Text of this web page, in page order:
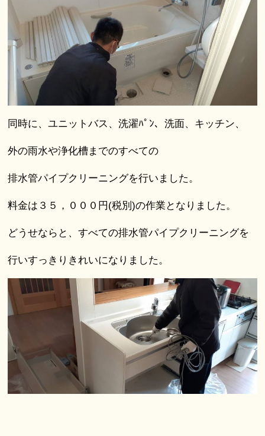
同時に、ユニットバス、洗濯ﾊﾟﾝ、洗面、キッチン、
外の雨水や浄化槽までのすべての
排水管パイプクリーニングを行いました。
料金は３５，０００円(税別)の作業となりました。
どうせならと、すべての排水管パイプクリーニングを
行いすっきりきれいになりました。